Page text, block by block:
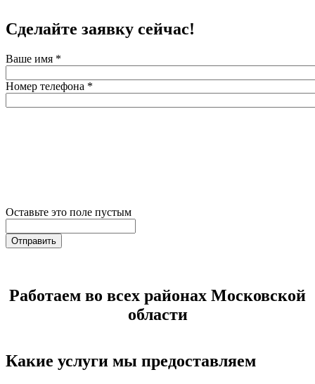
Сделайте заявку сейчас!
Ваше имя *
Номер телефона *
Оставьте это поле пустым
Отправить
Работаем во всех районах Московской
области
Какие услуги мы предоставляем